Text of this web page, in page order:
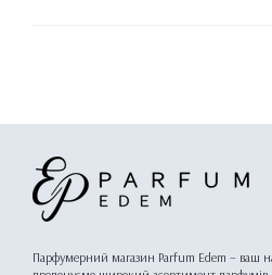
Парфумерний магазин Parfum Edem – ваш